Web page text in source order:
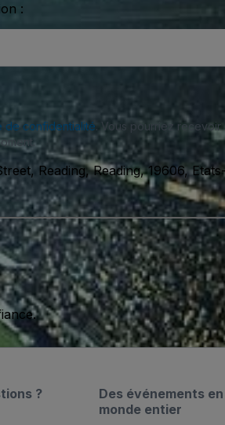
:
de confidentialité . Vous pourriez
Reading, Reading, 19606,
Des événements
monde entier
?